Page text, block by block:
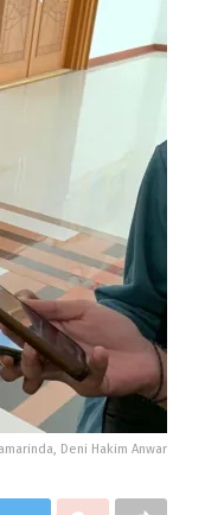
Deni Hakim Anwar